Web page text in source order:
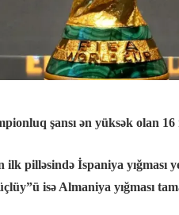
şansı ən yüksək olan
ilk pilləsində İspaniya yığması
isə Almaniya yığması